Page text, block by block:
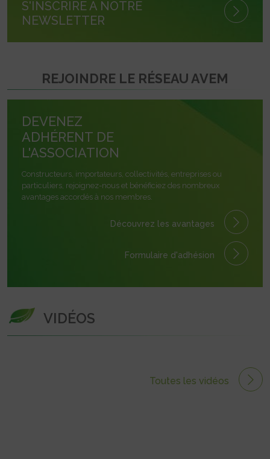
S'INSCRIRE À NOTRE
NEWSLETTER
REJOINDRE LE RÉSEAU AVEM
DEVENEZ
ADHÉRENT DE
L'ASSOCIATION
Constructeurs, importateurs, collectivités, entreprises ou
particuliers, rejoignez-nous et bénéficiez des nombreux
avantages accordés à nos membres.
Découvrez les avantages
Formulaire d'adhésion
VIDÉOS
Toutes les vidéos